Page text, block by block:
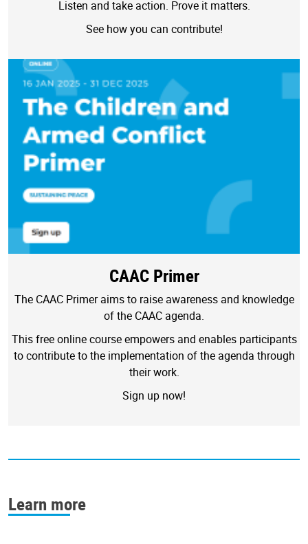
Listen and take action. Prove it matters.
See how you can contribute!
CAAC Primer
The CAAC Primer aims to raise awareness and knowledge
of the CAAC agenda.
This free online course empowers and enables participants
to contribute to the implementation of the agenda through
their work.
Sign up now!
Learn more